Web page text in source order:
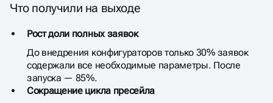
Что получили на выходе
Рост доли полных заявок
До внедрения конфигураторов только 30% заявок
содержали все необходимые параметры. После
запуска — 85%.
Сокращение цикла пресейла